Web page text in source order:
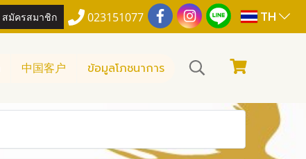
สมัครสมาชิก 023151077 TH
中国客户 ข้อมูลโภชนาการ